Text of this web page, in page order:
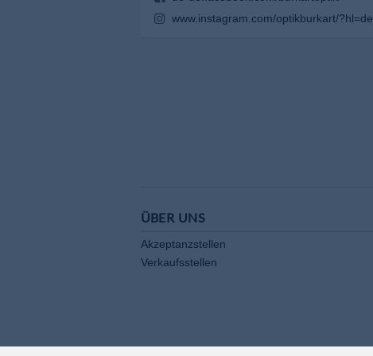
www.instagram.com/optikburkart/?hl=de
ÜBER UNS
Akzeptanzstellen
Verkaufsstellen